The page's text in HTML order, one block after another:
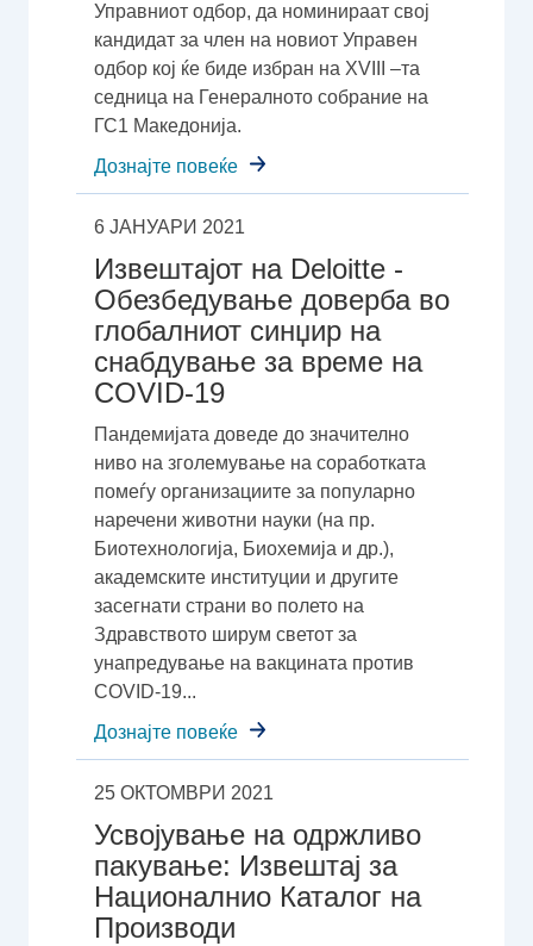
Управниот одбор, да номинираат свој
кандидат за член на новиот Управен
одбор кој ќе биде избран на XVIII –та
седница на Генералното собрание на
ГС1 Македонија.
Дознајте повеќе
6 ЈАНУАРИ 2021
Извештајот на Deloitte -
Обезбедување доверба во
глобалниот синџир на
снабдување за време на
COVID-19
Пандемијата доведе до значително
ниво на зголемување на соработката
помеѓу организациите за популарно
наречени животни науки (на пр.
Биотехнологија, Биохемија и др.),
академските институции и другите
засегнати страни во полето на
Здравството ширум светот за
унапредување на вакцината против
COVID-19...
Дознајте повеќе
25 ОКТОМВРИ 2021
Усвојување на одржливо
пакување: Извештај за
Националнио Каталог на
Производи